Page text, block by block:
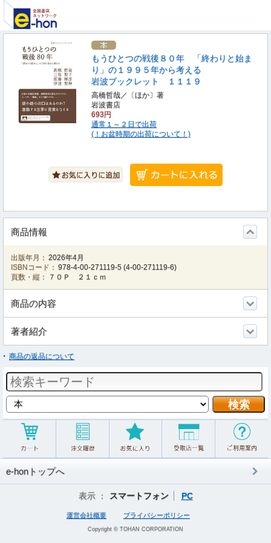
もうひとつの戦後８０年 「終わりと始ま
り」の１９９５年から考える
岩波ブックレット １１１９
高橋哲哉／〔ほか〕著
岩波書店
693円
通常１～２日で出荷
(！お盆時期の出荷について！)
商品情報
出版年月： 2026年4月
ISBNコード： 978-4-00-271119-5 (4-00-271119-6)
頁数・縦：
７０Ｐ ２１ｃｍ
商品の内容
著者紹介
商品の返品について
e-honトップへ
表示 ： スマートフォン PC
運営会社概要 プライバシーポリシー
Copyright © TOHAN CORPORATION